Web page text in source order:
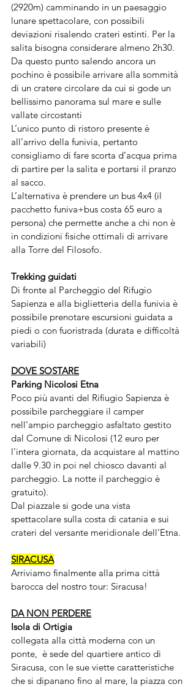
(2920m) camminando in un paesaggio
lunare spettacolare, con possibili
deviazioni risalendo crateri estinti. Per la
salita bisogna considerare almeno 2h30.
Da questo punto salendo ancora un
pochino è possibile arrivare alla sommità
di un cratere circolare da cui si gode un
bellissimo panorama sul mare e sulle
vallate circostanti
L’unico punto di ristoro presente è
all’arrivo della funivia, pertanto
consigliamo di fare scorta d’acqua prima
di partire per la salita e portarsi il pranzo
al sacco.
L’alternativa è prendere un bus 4x4 (il
pacchetto funiva+bus costa 65 euro a
persona) che permette anche a chi non è
in condizioni fisiche ottimali di arrivare
alla Torre del Filosofo.
Trekking guidati
Di fronte al Parcheggio del Rifugio
Sapienza e alla biglietteria della funivia è
possibile prenotare escursioni guidata a
piedi o con fuoristrada (durata e difficoltà
variabili)
DOVE SOSTARE
Parking Nicolosi Etna
Poco più avanti del Rifiugio Sapienza è
possibile parcheggiare il camper
nell’ampio parcheggio asfaltato gestito
dal Comune di Nicolosi (12 euro per
l’intera giornata, da acquistare al mattino
dalle 9.30 in poi nel chiosco davanti al
parcheggio. La notte il parcheggio è
gratuito).
Dal piazzale si gode una vista
spettacolare sulla costa di catania e sui
crateri del versante meridionale dell’Etna.
SIRACUSA
Arriviamo finalmente alla prima città
barocca del nostro tour: Siracusa!
DA NON PERDERE
Isola di Ortigia
collegata alla città moderna con un
ponte,  è sede del quartiere antico di
Siracusa, con le sue viette caratteristiche
che si dipanano fino al mare, la piazza con